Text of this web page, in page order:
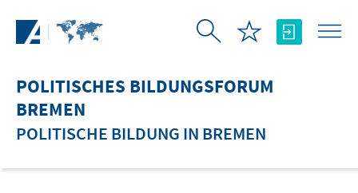
POLITISCHES BILDUNGSFORUM
BREMEN
POLITISCHE BILDUNG IN BREMEN